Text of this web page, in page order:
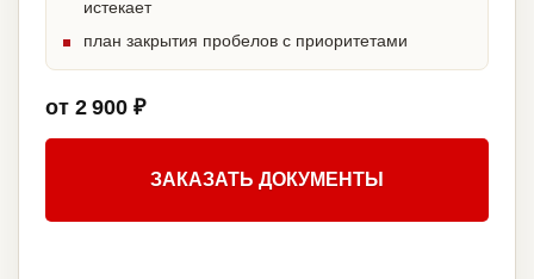
истекает
план закрытия пробелов с приоритетами
от 2 900 ₽
ЗАКАЗАТЬ ДОКУМЕНТЫ